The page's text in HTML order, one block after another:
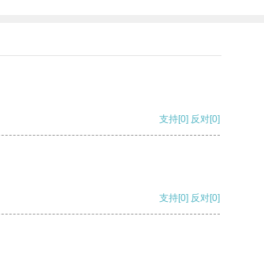
支持[0] 反对[0]
支持[0] 反对[0]